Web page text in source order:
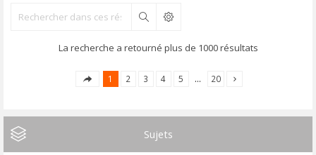
Rechercher
La recherche a retourné plus de 1000 résultats
1 2 3 4 5 … 20
Sujets